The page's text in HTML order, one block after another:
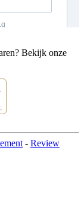
Bekijk onze
- Review